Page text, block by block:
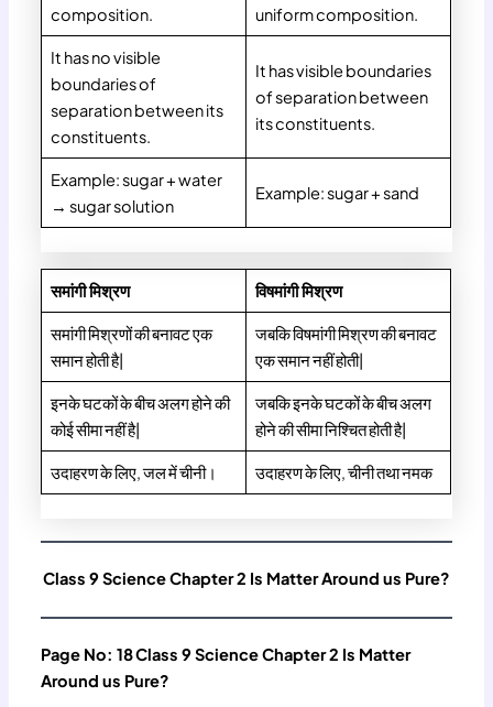
composition.
uniform composition.
It has no visible
boundaries of
separation between its
constituents.
It has visible boundaries
of separation between
its constituents.
Example: sugar + water
→ sugar solution
Example: sugar + sand
समांगी मिश्रण विषमांगी मिश्रण
समांगी मिश्रणों की बनावट एक
समान होती है|
जबकि विषमांगी मिश्रण की बनावट
एक समान नहीं होती|
इनके घटकों के बीच अलग होने की
कोई सीमा नहीं है|
जबकि इनके घटकों के बीच अलग
होने की सीमा निश्चित होती है|
उदाहरण के लिए, जल में चीनी। उदाहरण के लिए, चीनी तथा नमक
Class 9 Science Chapter 2 Is Matter Around us Pure?
Page No: 18Class 9 Science Chapter 2 Is Matter
Around us Pure?